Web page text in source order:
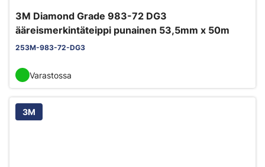
3M Diamond Grade 983-72 DG3
ääreismerkintäteippi punainen 53,5mm x 50m
253M-983-72-DG3
Varastossa
3M